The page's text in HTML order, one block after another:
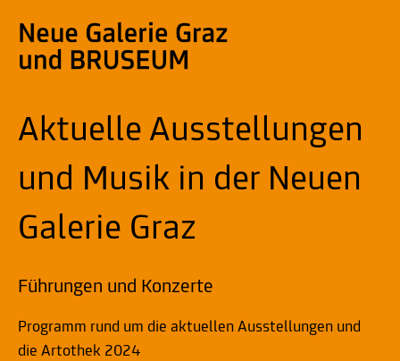
Aktuelle Ausstellungen
und Musik in der Neuen
Galerie Graz
Führungen und Konzerte
Programm rund um die aktuellen Ausstellungen und
die Artothek 2024